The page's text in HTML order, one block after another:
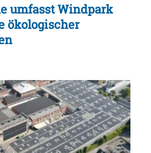
umfasst Windpark
ökologischer